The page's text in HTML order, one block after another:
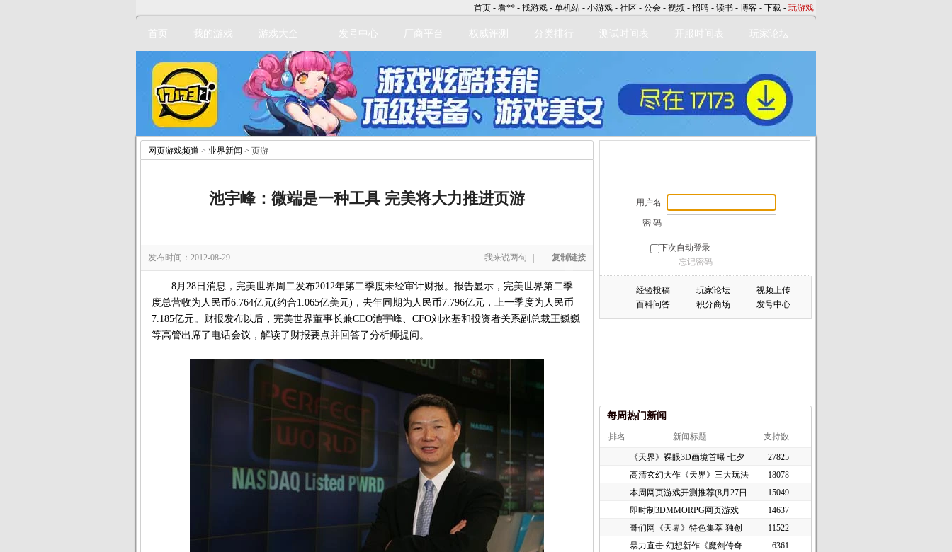
首页 - 看** - 找游戏 - 单机站 - 小游戏 - 社区 - 公会 - 视频 - 招聘 - 读书 - 博客 - 下载 - 玩游戏
首页 我的游戏 游戏大全 发号中心 厂商平台 权威评测 分类排行 测试时间表 开服时间表 玩家论坛
网页游戏频道 > 业界新闻 > 页游
池宇峰：微端是一种工具 完美将大力推进页游
发布时间：2012-08-29 我来说两句 复制链接
8月28日消息，完美世界周二发布2012年第二季度未经审计财报。报告显示，完美世界第二季
度总营收为人民币6.764亿元(约合1.065亿美元)，去年同期为人民币7.796亿元，上一季度为人民币
7.185亿元。财报发布以后，完美世界董事长兼CEO池宇峰、CFO刘永基和投资者关系副总裁王巍巍
等高管出席了电话会议，解读了财报要点并回答了分析师提问。
立即注册
用户名
密 码
下次自动登录
忘记密码
经验投稿 玩家论坛
视频上传
百科问答
积分商场 发号中心
每周热门新闻
排名 新闻标题 支持数
《天界》裸眼3D画境首曝 七夕
27825
高清玄幻大作《天界》三大玩法
18078
本周网页游戏开测推荐(8月27日
15049
即时制3DMMORPG网页游戏
《谜境
14637
哥们网《天界》特色集萃 独创
11522
暴力直击 幻想新作《魔剑传奇
6361